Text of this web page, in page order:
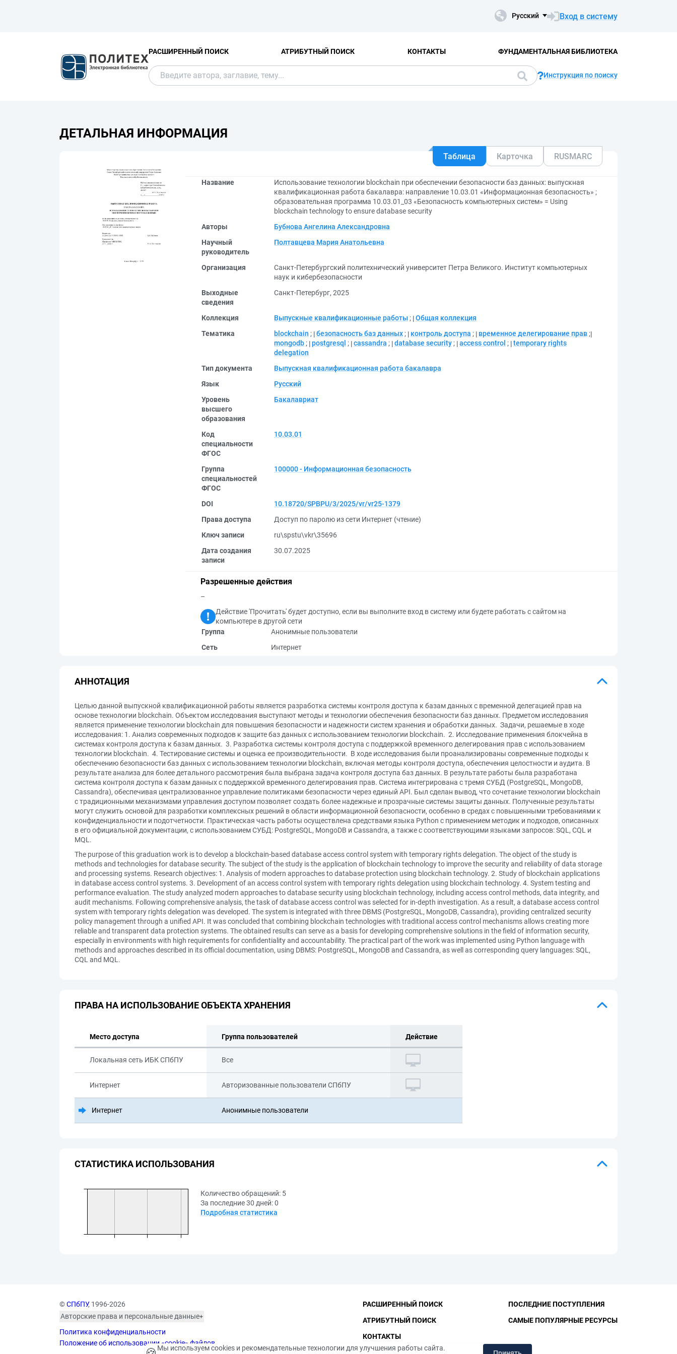
Русский Вход в систему
РАСШИРЕННЫЙ ПОИСК АТРИБУТНЫЙ ПОИСК КОНТАКТЫ ФУНДАМЕНТАЛЬНАЯ БИБЛИОТЕКА
Инструкция по поиску
ДЕТАЛЬНАЯ ИНФОРМАЦИЯ
Таблица Карточка RUSMARC
Название
Использование технологии blockchain при обеспечении безопасности баз данных: выпускная
квалификационная работа бакалавра: направление 10.03.01 «Информационная безопасность» ;
образовательная программа 10.03.01_03 «Безопасность компьютерных систем» = Using
blockchain technology to ensure database security
Авторы
Бубнова Ангелина Александровна
Научный
руководитель
Полтавцева Мария Анатольевна
Организация
Санкт-Петербургский политехнический университет Петра Великого. Институт компьютерных
наук и кибербезопасности
Выходные
сведения
Санкт-Петербург, 2025
Коллекция Выпускные квалификационные работы ; Общая коллекция
Тематика
blockchain ; безопасность баз данных ; контроль доступа ; временное делегирование прав ;
mongodb ; postgresql ; cassandra ; database security ; access control ; temporary rights
delegation
Тип документа
Выпускная квалификационная работа бакалавра
Язык
Русский
Уровень
высшего
образования
Бакалавриат
Код
специальности
ФГОС
10.03.01
Группа
специальностей
ФГОС
100000 - Информационная безопасность
DOI
10.18720/SPBPU/3/2025/vr/vr25-1379
Права доступа
Доступ по паролю из сети Интернет (чтение)
Ключ записи
ru\spstu\vkr\35696
Дата создания
записи
30.07.2025
Разрешенные действия
–
Действие 'Прочитать' будет доступно, если вы выполните вход в систему или будете работать с сайтом на
компьютере в другой сети
Группа
Анонимные пользователи
Сеть
Интернет
АННОТАЦИЯ
Целью данной выпускной квалификационной работы является разработка системы контроля доступа к базам данных с временной делегацией прав на
основе технологии blockchain. Объектом исследования выступают методы и технологии обеспечения безопасности баз данных. Предметом исследования
является применение технологии blockchain для повышения безопасности и надежности систем хранения и обработки данных. Задачи, решаемые в ходе
исследования: 1. Анализ современных подходов к защите баз данных с использованием технологии blockchain. 2. Исследование применения блокчейна в
системах контроля доступа к базам данных. 3. Разработка системы контроля доступа с поддержкой временного делегирования прав с использованием
технологии blockchain. 4. Тестирование системы и оценка ее производительности. В ходе исследования были проанализированы современные подходы к
обеспечению безопасности баз данных с использованием технологии blockchain, включая методы контроля доступа, обеспечения целостности и аудита. В
результате анализа для более детального рассмотрения была выбрана задача контроля доступа баз данных. В результате работы была разработана
система контроля доступа к базам данных с поддержкой временного делегирования прав. Система интегрирована с тремя СУБД (PostgreSQL, MongoDB,
Cassandra), обеспечивая централизованное управление политиками безопасности через единый API. Был сделан вывод, что сочетание технологии blockchain
с традиционными механизмами управления доступом позволяет создать более надежные и прозрачные системы защиты данных. Полученные результаты
могут служить основой для разработки комплексных решений в области информационной безопасности, особенно в средах с повышенными требованиями к
конфиденциальности и подотчетности. Практическая часть работы осуществлена средствами языка Python с применением методик и подходов, описанных
в его официальной документации, с использованием СУБД: PostgreSQL, MongoDB и Cassandra, а также с соответствующими языками запросов: SQL, CQL и
MQL.
The purpose of this graduation work is to develop a blockchain-based database access control system with temporary rights delegation. The object of the study is
methods and technologies for database security. The subject of the study is the application of blockchain technology to improve the security and reliability of data storage
and processing systems. Research objectives: 1. Analysis of modern approaches to database protection using blockchain technology. 2. Study of blockchain applications
in database access control systems. 3. Development of an access control system with temporary rights delegation using blockchain technology. 4. System testing and
performance evaluation. The study analyzed modern approaches to database security using blockchain technology, including access control methods, data integrity, and
audit mechanisms. Following comprehensive analysis, the task of database access control was selected for in-depth investigation. As a result, a database access control
system with temporary rights delegation was developed. The system is integrated with three DBMS (PostgreSQL, MongoDB, Cassandra), providing centralized security
policy management through a unified API. It was concluded that combining blockchain technologies with traditional access control mechanisms allows creating more
reliable and transparent data protection systems. The obtained results can serve as a basis for developing comprehensive solutions in the field of information security,
especially in environments with high requirements for confidentiality and accountability. The practical part of the work was implemented using Python language with
methods and approaches described in its official documentation, using DBMS: PostgreSQL, MongoDB and Cassandra, as well as corresponding query languages: SQL,
CQL and MQL.
ПРАВА НА ИСПОЛЬЗОВАНИЕ ОБЪЕКТА ХРАНЕНИЯ
Место доступа Группа пользователей Действие
Локальная сеть ИБК СПбПУ Все
Интернет Авторизованные пользователи СПбПУ
Интернет Анонимные пользователи
СТАТИСТИКА ИСПОЛЬЗОВАНИЯ
Количество обращений: 5
За последние 30 дней:0
Подробная статистика
©СПбПУ, 1996-2026
Авторские права и персональные данные
изображённых лиц в соответствии
с требованиями законодательства
о персональных данных. Согласно
Политика конфиденциальности
Положение об использовании «cookie» файлов
РАСШИРЕННЫЙ ПОИСК
АТРИБУТНЫЙ ПОИСК
КОНТАКТЫ
ПОСЛЕДНИЕ ПОСТУПЛЕНИЯ
САМЫЕ ПОПУЛЯРНЫЕ РЕСУРСЫ
Мы используем cookies и рекомендательные технологии для улучшения работы сайта.